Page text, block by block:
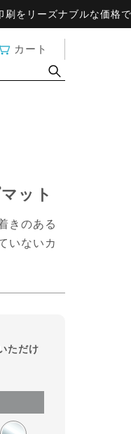
ズナブルな価格で！ 越
カート
ット
きのある
いないカ
ただけ